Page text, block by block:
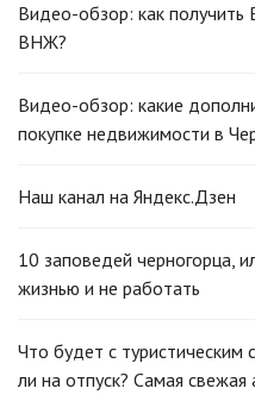
Видео-обзор: как
ВНЖ?
Видео-обзор: какие
покупке недвижимости в
Наш канал на Яндекс.Дзен
10 заповедей черногорца,
жизнью и не работать
Что будет с туристическим
ли на отпуск? Самая свежая